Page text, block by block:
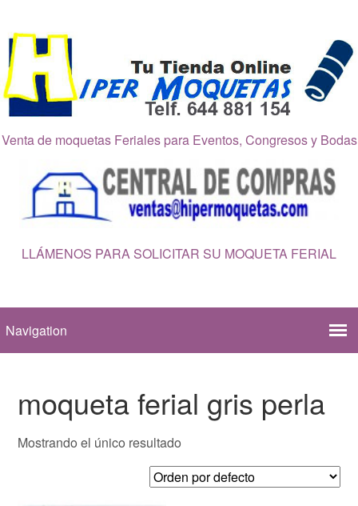
Venta de moquetas Feriales para Eventos, Congresos y Bodas
LLÁMENOS PARA SOLICITAR SU MOQUETA FERIAL
moqueta ferial gris perla
Mostrando el único resultado